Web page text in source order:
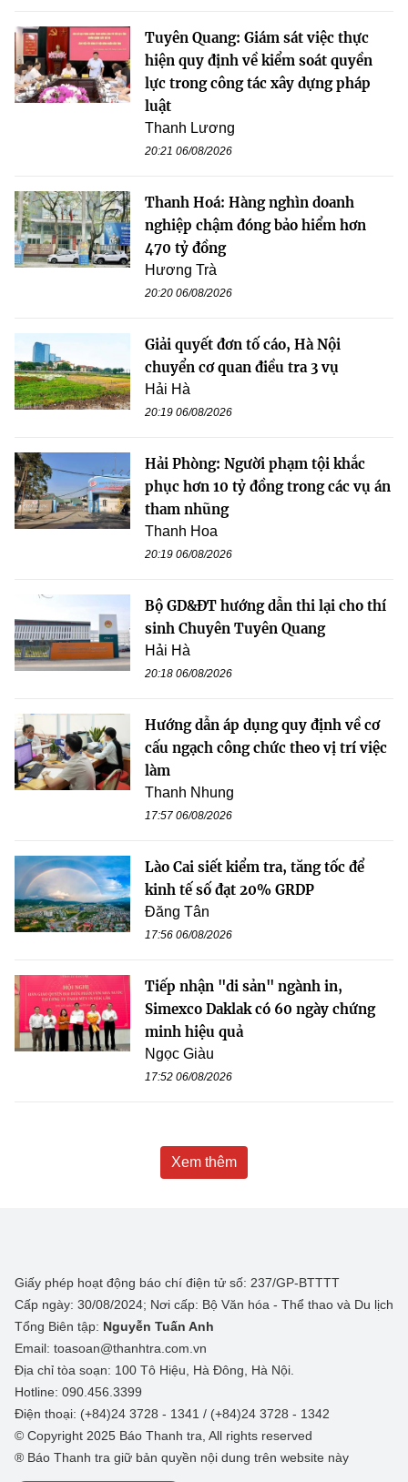
Tuyên Quang: Giám sát việc thực
hiện quy định về kiểm soát quyền
lực trong công tác xây dựng pháp
luật
Thanh Lương
20:21 06/08/2026
Thanh Hoá: Hàng nghìn doanh
nghiệp chậm đóng bảo hiểm hơn
470 tỷ đồng
Hương Trà
20:20 06/08/2026
Giải quyết đơn tố cáo, Hà Nội
chuyển cơ quan điều tra 3 vụ
Hải Hà
20:19 06/08/2026
Hải Phòng: Người phạm tội khắc
phục hơn 10 tỷ đồng trong các vụ án
tham nhũng
Thanh Hoa
20:19 06/08/2026
Bộ GD&ĐT hướng dẫn thi lại cho thí
sinh Chuyên Tuyên Quang
Hải Hà
20:18 06/08/2026
Hướng dẫn áp dụng quy định về cơ
cấu ngạch công chức theo vị trí việc
làm
Thanh Nhung
17:57 06/08/2026
Lào Cai siết kiểm tra, tăng tốc để
kinh tế số đạt 20% GRDP
Đăng Tân
17:56 06/08/2026
Tiếp nhận "di sản" ngành in,
Simexco Daklak có 60 ngày chứng
minh hiệu quả
Ngọc Giàu
17:52 06/08/2026
Xem thêm
Giấy phép hoạt động báo chí điện tử số: 237/GP-BTTTT
Cấp ngày: 30/08/2024; Nơi cấp: Bộ Văn hóa - Thể thao và Du lịch
Tổng Biên tập: Nguyễn Tuấn Anh
Email: toasoan@thanhtra.com.vn
Địa chỉ tòa soạn: 100 Tô Hiệu, Hà Đông, Hà Nội.
Hotline: 090.456.3399
Điện thoại: (+84)24 3728 - 1341 / (+84)24 3728 - 1342
© Copyright 2025 Báo Thanh tra, All rights reserved
® Báo Thanh tra giữ bản quyền nội dung trên website này